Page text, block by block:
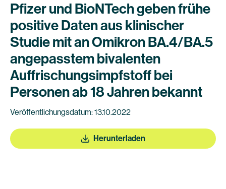
Pfizer und BioNTech geben frühe
positive Daten aus klinischer
Studie mit an Omikron BA.4/BA.5
angepasstem bivalenten
Auffrischungsimpfstoff bei
Personen ab 18 Jahren bekannt
Veröffentlichungsdatum: 13.10.2022
Herunterladen